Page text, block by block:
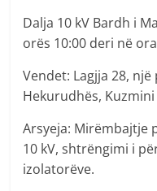
Dalja 10 kV Bardh i
orës 10:00 deri në
Vendet: Lagjja 28, një
Hekurudhës,
Arsyeja: Mirëmbajtje
10 kV, shtrëngimi i
izolatorëve.